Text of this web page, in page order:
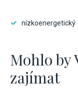
nízkoenergetický
Mohlo by
zajímat